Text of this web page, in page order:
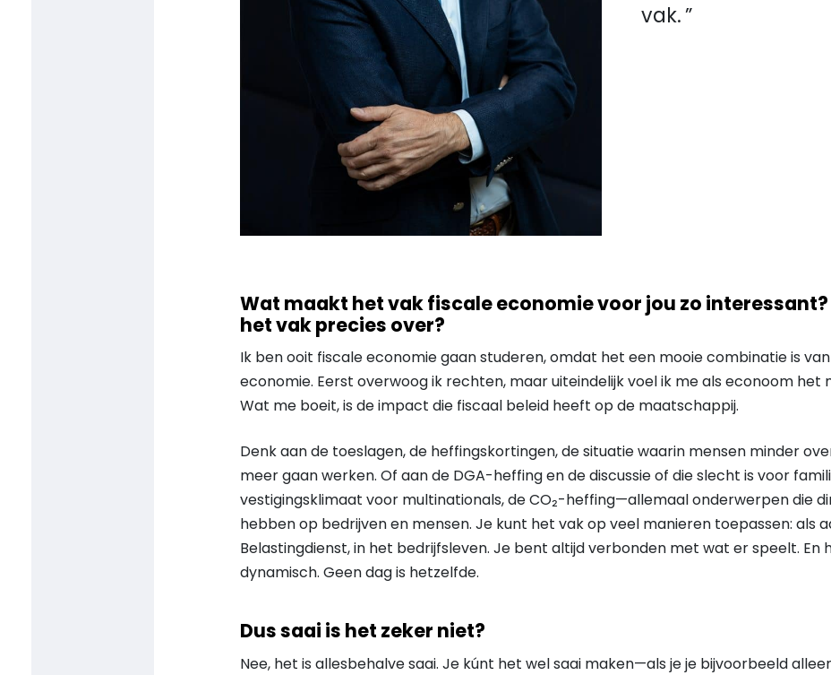
vak.
Wat maakt het vak fiscale economie voor jou zo interessant?
het vak precies over?
Ik ben ooit fiscale economie gaan studeren, omdat het een mooie combinatie is
economie. Eerst overwoog ik rechten, maar uiteindelijk voel ik me als econoom het
Wat me boeit, is de impact die fiscaal beleid heeft op de maatschappij.
Denk aan de toeslagen, de heffingskortingen, de situatie waarin mensen minder
meer gaan werken. Of aan de DGA-heffing en de discussie of die slecht is voor
vestigingsklimaat voor multinationals, de CO₂-heffing—allemaal onderwerpen die
hebben op bedrijven en mensen. Je kunt het vak op veel manieren toepassen: als
Belastingdienst, in het bedrijfsleven. Je bent altijd verbonden met wat er speelt. En
dynamisch. Geen dag is hetzelfde.
Dus saai is het zeker niet?
Nee, het is allesbehalve saai. Je kúnt het wel saai maken—als je je bijvoorbeeld